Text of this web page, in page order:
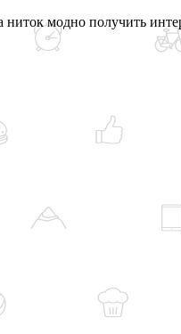
ниток модно получить